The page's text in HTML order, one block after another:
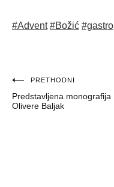
#Advent #Božić #gastro
Navigacija
objava
PRETHODNI
Predstavljena monografija
Olivere Baljak